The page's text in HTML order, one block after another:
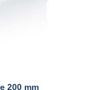
200 mm